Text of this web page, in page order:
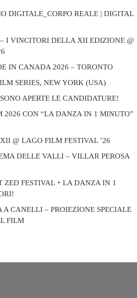
DIGITALE_CORPO REALE | DIGITAL
I VINCITORI DELLA XII EDIZIONE @
IN CANADA 2026 – TORONTO
SERIES, NEW YORK (USA)
APERTE LE CANDIDATURE!
2026 CON “LA DANZA IN 1 MINUTO”
@ LAGO FILM FESTIVAL ’26
DELLE VALLI – VILLAR PEROSA
ZED FESTIVAL + LA DANZA IN 1
A CANELLI – PROIEZIONE SPECIALE
FILM